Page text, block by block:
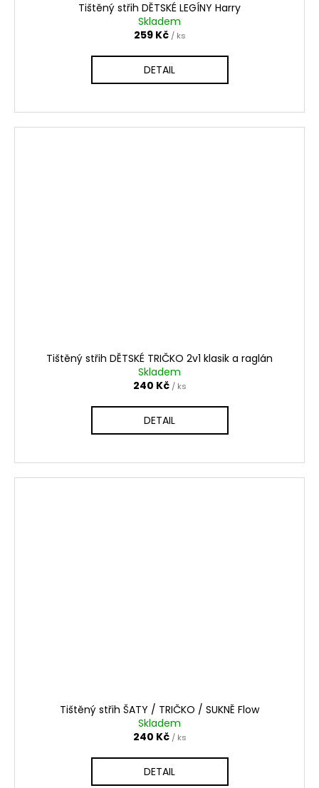
Tištěný střih DĚTSKÉ LEGÍNY Harry
Skladem
259 Kč / ks
DETAIL
Tištěný střih DĚTSKÉ TRIČKO 2v1 klasik a raglán
Skladem
240 Kč / ks
DETAIL
Tištěný střih ŠATY / TRIČKO / SUKNĚ Flow
Skladem
240 Kč / ks
DETAIL